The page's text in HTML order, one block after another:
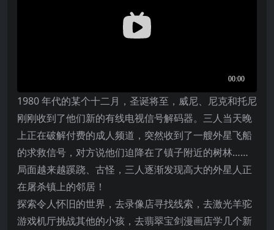
1980 年代的某个十二月，圣诞将至，威尼、尼克和托尼
刚刚收到了他们新的有线电视信号解码器。三人当天晚
上正在破解付费的成人频道，突然收到了一艘外星飞船
的求救信号，对方说他们迫降在了镇子附近的树林……
局面越来越蹊跷、古怪，三人逐渐发现高大的外星人正
在屠杀镇上的邻居！
探索令人怀旧的世界，去录像店寻找线索，去激光羊驼
游戏机厅挑战其他的小孩，去翡翠宝剑漫画店学几个新